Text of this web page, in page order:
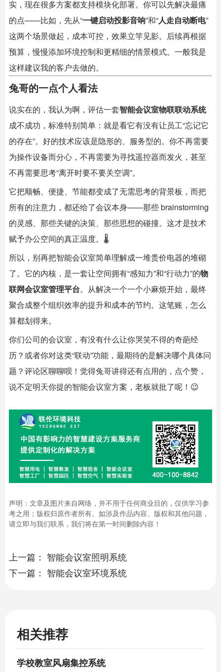
实，现在很多方案都支持模块化部署。你可以先解决最痛
的点——比如，先从“一键启动投影音响”和“人走自动断电”
这两个场景做起，成本可控，效果立竿见影。后续再根据
预算，慢慢添加环境控制和更精细的情景模式。一般我是
这样建议我的客户去做的。
兔哥的一点个人看法
说实在的，我认为啊，评估一套智能会议室物联联动系统
成不成功，标准特别简单：就是看它有没有让员工“忘记它
的存在”。好的技术应该是隐形的、服务型的。你不再需要
为操作设备而分心，不再需要为寻找遥控器而发火，甚至
不再需要思考“离开时要不要关空调”。
它把顺畅、便捷、节能都变成了无需思考的背景板，而把
所有的注意力，都还给了会议本身——那些 brainstorming
的灵感、那些关键的决策、那些思想的碰撞。这才是技术
赋予办公空间的真正温度。🌡️
所以，别再把智能会议室简单理解成一堆贵价电器的堆砌
了。它的内核，是一套让空间拥有“感知力”和“行动力”的物
联网会议室管理平台。从解决一个一个小麻烦开始，最终
聚合成整个组织效率的提升和成本的节约。这笔账，怎么
算都划得来。
你们公司的会议室，有没有什么让你哭笑不得的奇葩经
历？或者你对这类“联动”功能，最期待的是解决哪个具体问
题？评论区聊聊呗！觉得兔哥讲得还有点用的，点个赞，
说不定明天你提的智能会议室方案，老板就批了呢！😉
声明：文章及图片来自网络，并不用于任何商业目的，仅供学习参
考之用；版权归原作者所有。如涉及作品内容、版权和其他问题，
请立即与我们联系，我们将在第一时间删除内容！
上一篇： 智能会议室照明系统
下一篇： 智能会议室环境系统
相关推荐
学校教室风扇集控系统